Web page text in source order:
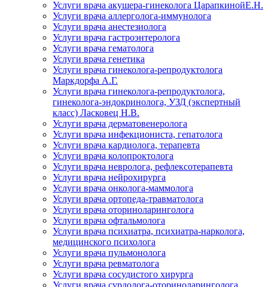
Услуги врача акушера-гинеколога ЦарапкинойЕ.Н.
Услуги врача аллерголога-иммунолога
Услуги врача анестезиолога
Услуги врача гастроэнтеролога
Услуги врача гематолога
Услуги врача генетика
Услуги врача гинеколога-репродуктолога
Маркдорфа А.Г.
Услуги врача гинеколога-репродуктолога,
гинеколога-эндокринолога, УЗД (экспертный
класс) Ласковец Н.В.
Услуги врача дерматовенеролога
Услуги врача инфекциониста, гепатолога
Услуги врача кардиолога, терапевта
Услуги врача колопроктолога
Услуги врача невролога, рефлексотерапевта
Услуги врача нейрохирурга
Услуги врача онколога-маммолога
Услуги врача ортопеда-травматолога
Услуги врача оториноларинголога
Услуги врача офтальмолога
Услуги врача психиатра, психиатра-нарколога,
медицинского психолога
Услуги врача пульмонолога
Услуги врача ревматолога
Услуги врача сосудистого хирурга
Услуги врача сурдолога-оториноларинголога